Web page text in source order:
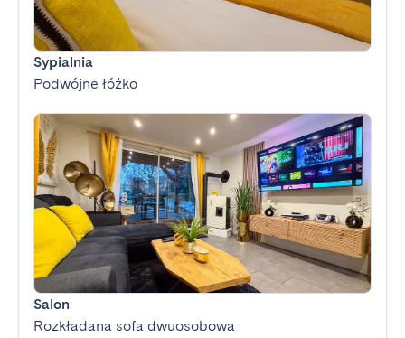
Sypialnia
Podwójne łóżko
Salon
Rozkładana sofa dwuosobowa